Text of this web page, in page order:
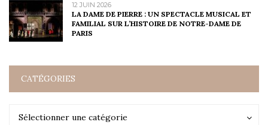
12 JUIN 2026
LA DAME DE PIERRE : UN SPECTACLE MUSICAL ET
FAMILIAL SUR L’HISTOIRE DE NOTRE-DAME DE
PARIS
CATÉGORIES
Sélectionner une catégorie
Catégories